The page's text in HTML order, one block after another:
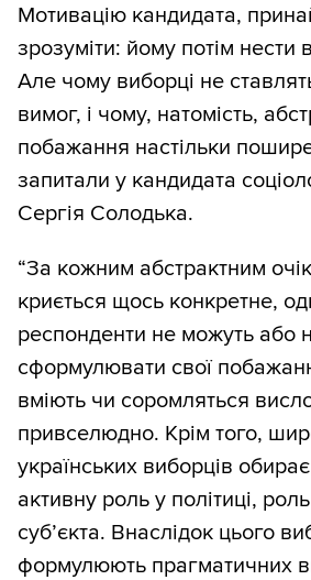
Мотивацію кандидата,
зрозуміти: йому потім нести
Але чому виборці не
вимог, і чому, натомість,
побажання настільки
запитали у кандидата
Сергія Солодька.
“За кожним абстрактним
криється щось конкретне,
респонденти не можуть або
сформулювати свої
вміють чи соромляться
привселюдно. Крім того,
українських виборців
активну роль у політиці,
суб’єкта. Внаслідок цього
формулюють прагматичних